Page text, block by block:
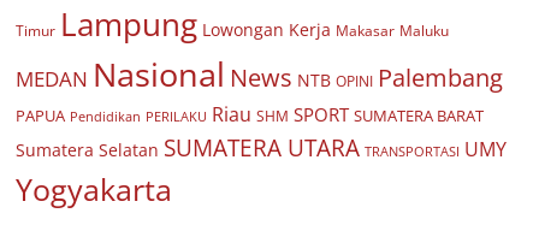
Timur Lampung Lowongan Kerja Makasar Maluku
MEDAN Nasional News NTB OPINI Palembang
PAPUA Pendidikan PERILAKU Riau SHM SPORT SUMATERA BARAT
Sumatera Selatan SUMATERA UTARA TRANSPORTASI UMY
Yogyakarta